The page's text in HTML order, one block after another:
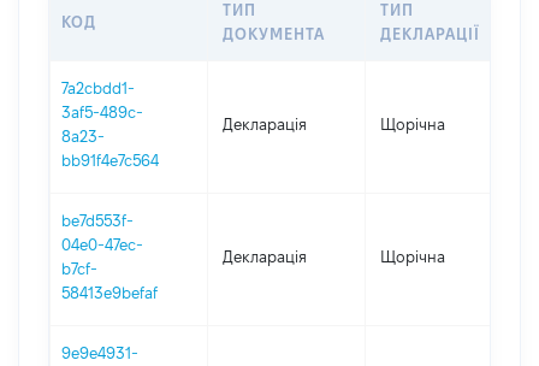
КОД
ТИП
ДОКУМЕНТА
ТИП
ДЕКЛАРАЦІЇ
7a2cbdd1-
3af5-489c-
8a23-
bb91f4e7c564
Декларація Щорічна
be7d553f-
04e0-47ec-
b7cf-
58413e9befaf
Декларація Щорічна
9e9e4931-